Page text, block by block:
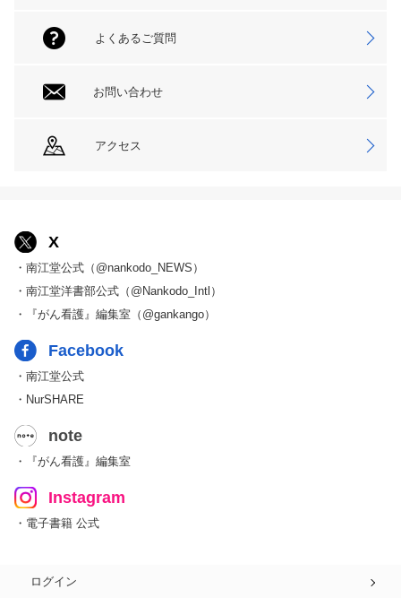
よくあるご質問
お問い合わせ
アクセス
X
・南江堂公式（@nankodo_NEWS）
・南江堂洋書部公式（@Nankodo_Intl）
・『がん看護』編集室（@gankango）
Facebook
・南江堂公式
・NurSHARE
note
・『がん看護』編集室
Instagram
・電子書籍 公式
ログイン